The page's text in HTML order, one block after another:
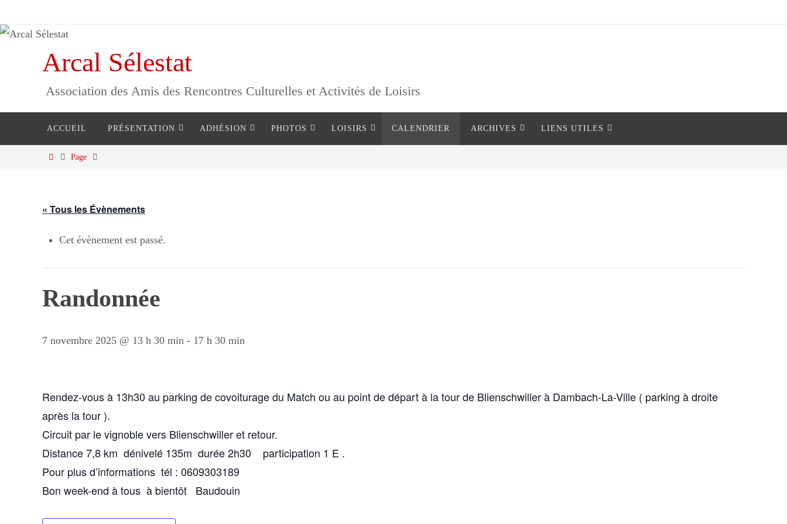
vers
Arcal Sélestat
Association des Amis des Rencontres Culturelles et Activités de Loisirs
ACCUEIL PRÉSENTATION ADHÉSION PHOTOS LOISIRS CALENDRIER ARCHIVES LIENS UTILES
HomePage
« Tous les Évènements
Cet évènement est passé.
Randonnée
7 novembre 2025 @ 13 h 30 min - 17 h 30 min
Rendez-vous à 13h30 au parking de covoiturage du Match ou au point de départ à la tour de Blienschwiller à Dambach-La-Ville ( parking à droite
après la tour ).
Circuit par le vignoble vers Blienschwiller et retour.
Distance 7,8 km dénivelé 135m durée 2h30 participation 1 E .
Pour plus d’informations tél : 0609303189
Bon week-end à tous à bientôt Baudouin